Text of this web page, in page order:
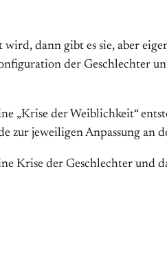
wird, dann gibt es sie, aber
der Geschlechter
„Krise der Weiblichkeit“
zur jeweiligen Anpassung an
Krise der Geschlechter und